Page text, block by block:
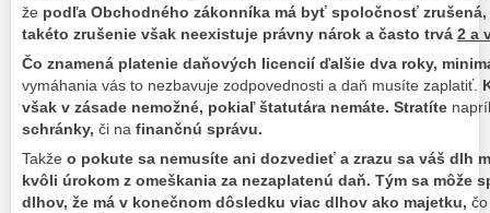
že podľa Obchodného zákonníka má byť spoločnosť
takéto zrušenie však neexistuje právny nárok a často trvá 2 a
Čo znamená platenie daňových licencií ďalšie dva roky,
vymáhania vás to nezbavuje zodpovednosti a daň musíte zaplatiť.
však v zásade nemožné, pokiaľ štatutára nemáte. Stratíte
schránky, či na finančnú správu.
Takže o pokute sa nemusíte ani dozvedieť a zrazu sa váš dlh
kvôli úrokom z omeškania za nezaplatenú daň. Tým sa
dlhov, že má v konečnom dôsledku viac dlhov ako majetku,